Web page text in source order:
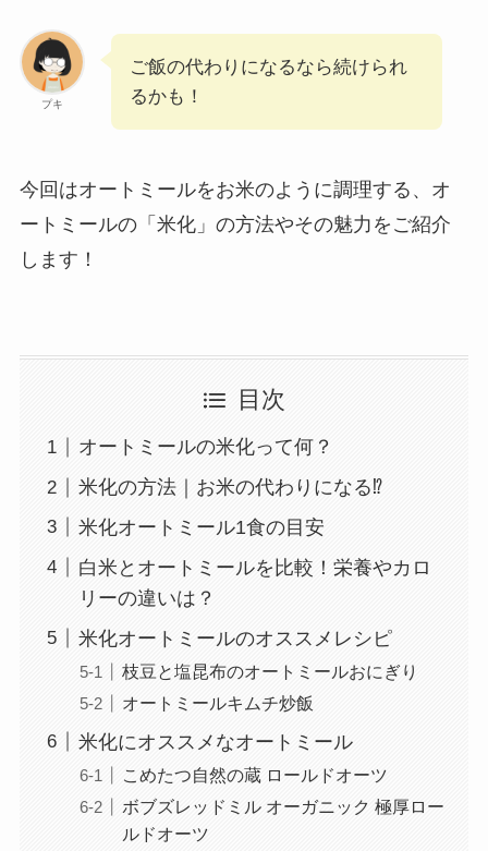
プキ
ご飯の代わりになるなら続けられ
るかも！
今回はオートミールをお米のように調理する、オ
ートミールの「米化」の方法やその魅力をご紹介
します！
目次
オートミールの米化って何？
米化の方法｜お米の代わりになる⁉︎
米化オートミール1食の目安
白米とオートミールを比較！栄養やカロ
リーの違いは？
米化オートミールのオススメレシピ
枝豆と塩昆布のオートミールおにぎり
オートミールキムチ炒飯
米化にオススメなオートミール
こめたつ自然の蔵 ロールドオーツ
ボブズレッドミル オーガニック 極厚ロー
ルドオーツ